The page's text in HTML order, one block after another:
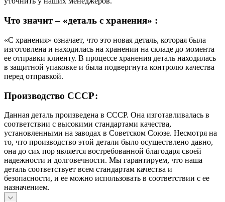
Что значит – «деталь с хранения» :
«С хранения» означает, что это новая деталь, которая была
изготовлена и находилась на хранении на складе до момента
ее отправки клиенту. В процессе хранения деталь находилась
в защитной упаковке и была подвергнута контролю качества
перед отправкой.
Производство СССР:
Данная деталь произведена в СССР. Она изготавливалась в
соответствии с высокими стандартами качества,
установленными на заводах в Советском Союзе. Несмотря на
то, что производство этой детали было осуществлено давно,
она до сих пор является востребованной благодаря своей
надежности и долговечности. Мы гарантируем, что наша
деталь соответствует всем стандартам качества и
безопасности, и ее можно использовать в соответствии с ее
назначением.